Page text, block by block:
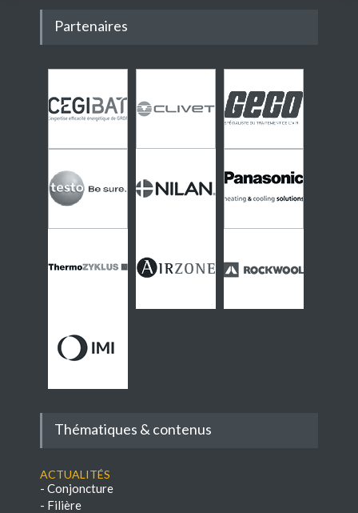
Partenaires
Thématiques & contenus
Actualités
- Conjoncture
- Filière